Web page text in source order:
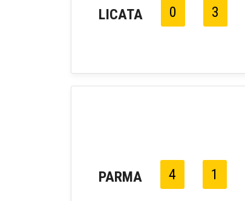
LICATA 0 3
PARMA 4 1